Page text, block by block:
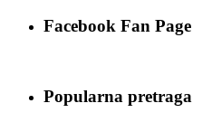
Facebook Fan Page
Popularna pretraga